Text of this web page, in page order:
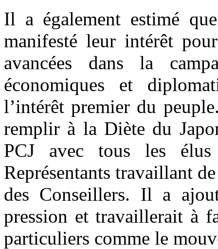
Il a également estimé
manifesté leur intérêt
avancées dans la
économiques et
l’intérêt premier du
remplir à la Diète du
PCJ avec tous les
Représentants travaillant
des Conseillers. Il a
pression et travaillerait à
particuliers comme le